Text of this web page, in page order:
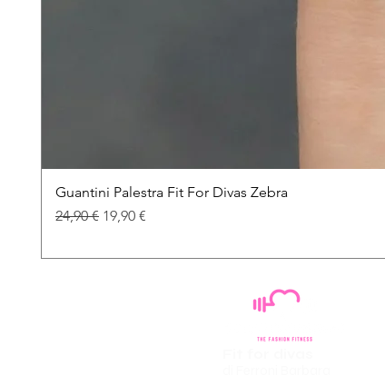
Guantini Palestra Fit For Divas Zebra
Prezzo regolare
24,90 € Prezzo scontato
19,90 €